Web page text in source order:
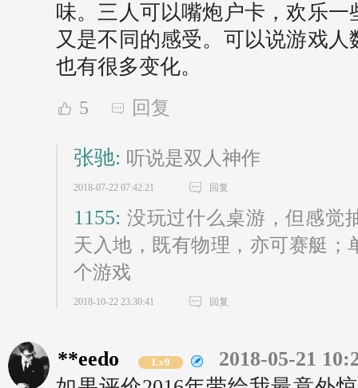
味。三人可以嘴炮户卡，欢乐
又是不同的感受。可以说游戏
也有很多变化。
5 回复
张驰: 听说是双人神作
2018-07-22 07:42:21 回复
1155: 没玩过什么桌游，但感觉
天入地，既有物理，亦可赛艇；
个游戏
2018-10-22 23:30:41 回复
**eedo Lv9
2018-05-21